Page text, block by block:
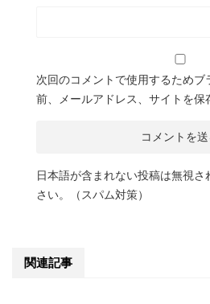
次回のコメントで使用するためブ
前、メールアドレス、サイトを保
日本語が含まれない投稿は無視
さい。（スパム対策）
関連記事